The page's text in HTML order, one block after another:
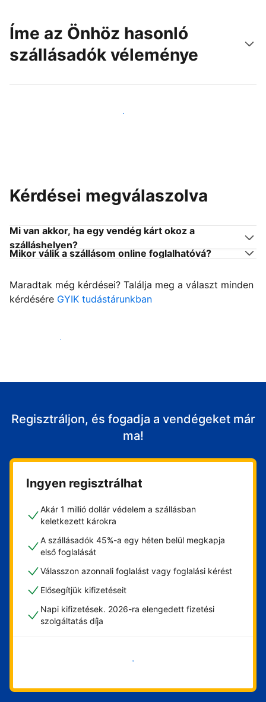
Íme az Önhöz hasonló
szállásadók véleménye
Csatlakozzon Önhöz hasonló szállásadókhoz
Kérdései megválaszolva
Mi van akkor, ha egy vendég kárt okoz a
szálláshelyen?
Mikor válik a szállásom online foglalhatóvá?
Maradtak még kérdései? Találja meg a választ minden
kérdésére GYIK tudástárunkban
Fogadja vendégeit
Regisztráljon, és fogadja a vendégeket már
ma!
Ingyen regisztrálhat
Akár 1 millió dollár védelem a szállásban
keletkezett károkra
A szállásadók 45%-a egy héten belül megkapja
első foglalását
Válasszon azonnali foglalást vagy foglalási kérést
Elősegítjük kifizetéseit
Napi kifizetések. 2026-ra elengedett fizetési
szolgáltatás díja
Vágjon bele most